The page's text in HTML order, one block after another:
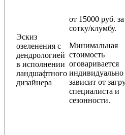
Эскиз
озеленения с
дендрологией
в исполнении
ландшафтного
дизайнера
от 15000 руб. за
сотку/клумбу.
Минимальная
стоимость
оговаривается
индивидуально
зависит от
специалиста и
сезонности.